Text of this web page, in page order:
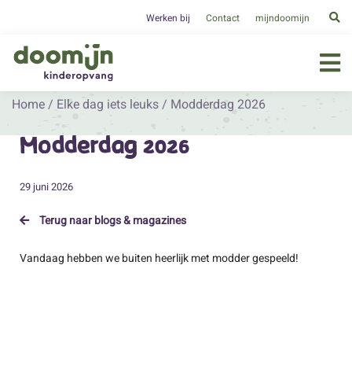
Werken bij Contact mijndoomijn
Home / Elke dag iets leuks / Modderdag 2026
Modderdag 2026
29 juni 2026
Terug naar blogs & magazines
Vandaag hebben we buiten heerlijk met modder gespeeld!